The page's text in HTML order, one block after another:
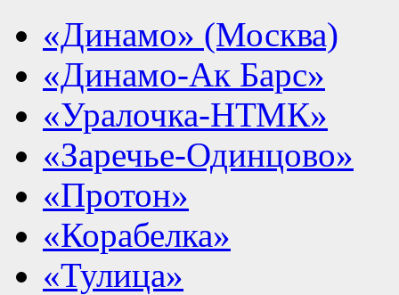
«Динамо» (Москва)
«Динамо-Ак Барс»
«Уралочка-НТМК»
«Заречье-Одинцово»
«Протон»
«Корабелка»
«Тулица»